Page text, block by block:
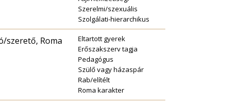
Szerelmi/szexuális
Szolgálati-hierarchikus
szerető, Roma
Eltartott gyerek
Erőszakszerv tagja
Pedagógus
Szülő vagy házaspár
Rab/elítélt
Roma karakter